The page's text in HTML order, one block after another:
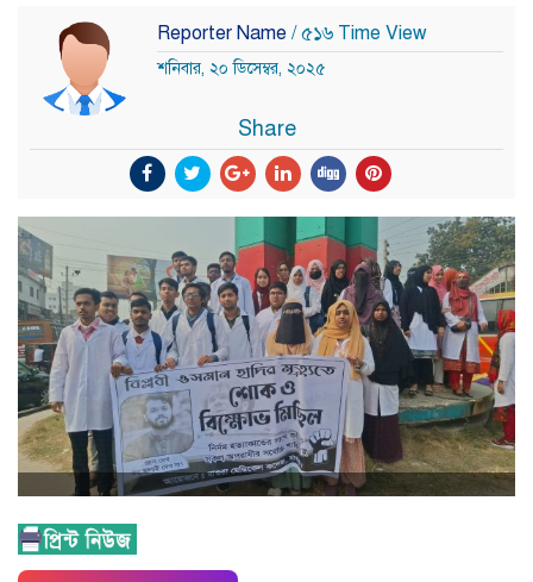
Reporter Name / ৫১৬ Time View
শনিবার, ২০ ডিসেম্বর, ২০২৫
Share